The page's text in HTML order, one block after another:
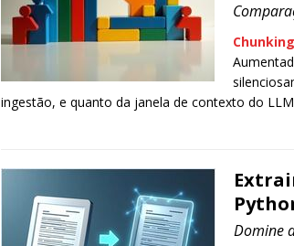
Chunking
ingestão, e quanto da janela de contexto do
Domine